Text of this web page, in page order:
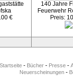
€
140 Jahre
Feuerwehr
Preis:
Startseite - Bücher - Presse -
Neuerscheinungen-